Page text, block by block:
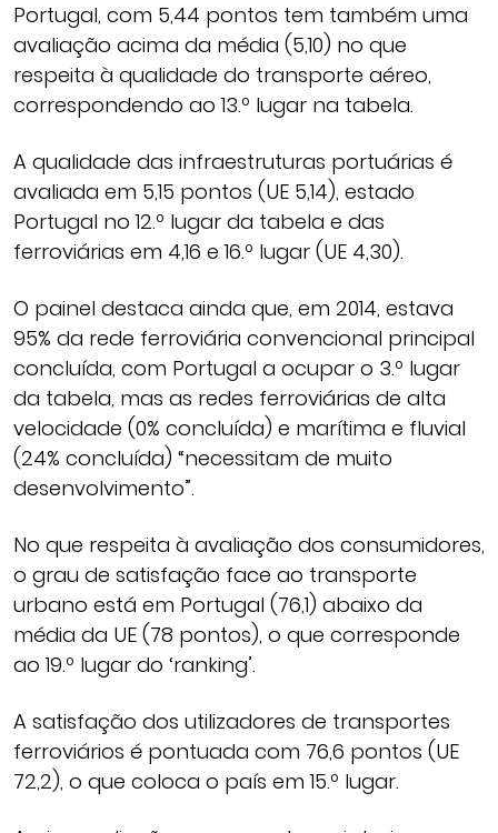
Portugal, com 5,44 pontos tem também uma
avaliação acima da média (5,10) no que
respeita à qualidade do transporte aéreo,
correspondendo ao 13.º lugar na tabela.
A qualidade das infraestruturas portuárias é
avaliada em 5,15 pontos (UE 5,14), estado
Portugal no 12.º lugar da tabela e das
ferroviárias em 4,16 e 16.º lugar (UE 4,30).
O painel destaca ainda que, em 2014, estava
95% da rede ferroviária convencional principal
concluída, com Portugal a ocupar o 3.º lugar
da tabela, mas as redes ferroviárias de alta
velocidade (0% concluída) e marítima e fluvial
(24% concluída) “necessitam de muito
desenvolvimento”.
No que respeita à avaliação dos consumidores,
o grau de satisfação face ao transporte
urbano está em Portugal (76,1) abaixo da
média da UE (78 pontos), o que corresponde
ao 19.º lugar do ‘ranking’.
A satisfação dos utilizadores de transportes
ferroviários é pontuada com 76,6 pontos (UE
72,2), o que coloca o país em 15.º lugar.